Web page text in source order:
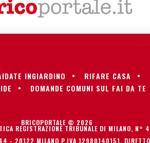
INGIARDINO RIFARE CASA
DOMANDE COMUNI SUL FAI DA TE
BRICOPORTALE © 2026
REGISTRAZIONE TRIBUNALE DI MILANO, N°
- 20122 MILANO P.IVA 12980140151.